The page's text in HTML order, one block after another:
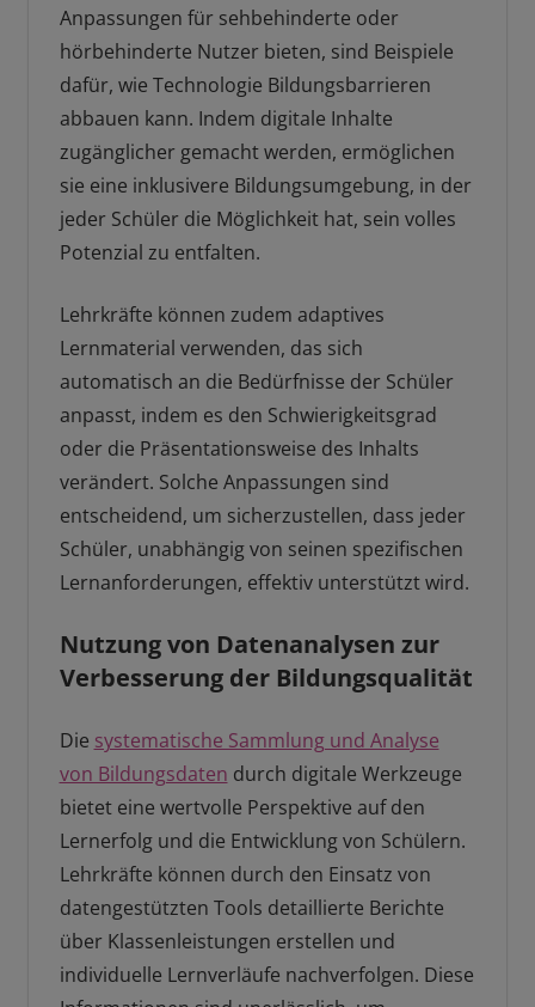
Anpassungen für sehbehinderte oder
hörbehinderte Nutzer bieten, sind Beispiele
dafür, wie Technologie Bildungsbarrieren
abbauen kann. Indem digitale Inhalte
zugänglicher gemacht werden, ermöglichen
sie eine inklusivere Bildungsumgebung, in der
jeder Schüler die Möglichkeit hat, sein volles
Potenzial zu entfalten.
Lehrkräfte können zudem adaptives
Lernmaterial verwenden, das sich
automatisch an die Bedürfnisse der Schüler
anpasst, indem es den Schwierigkeitsgrad
oder die Präsentationsweise des Inhalts
verändert. Solche Anpassungen sind
entscheidend, um sicherzustellen, dass jeder
Schüler, unabhängig von seinen spezifischen
Lernanforderungen, effektiv unterstützt wird.
Nutzung von Datenanalysen zur
Verbesserung der Bildungsqualität
Die systematische Sammlung und Analyse
von Bildungsdaten durch digitale Werkzeuge
bietet eine wertvolle Perspektive auf den
Lernerfolg und die Entwicklung von Schülern.
Lehrkräfte können durch den Einsatz von
datengestützten Tools detaillierte Berichte
über Klassenleistungen erstellen und
individuelle Lernverläufe nachverfolgen. Diese